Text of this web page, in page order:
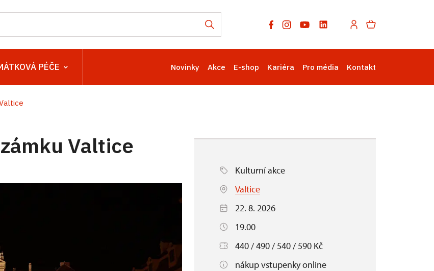
PÉČE Novinky Akce E-shop Kariéra Pro média Kontakt
Valtice
Kulturní akce
Valtice
22. 8. 2026
19.00
440 / 490 / 540 / 590 Kč
nákup vstupenky online